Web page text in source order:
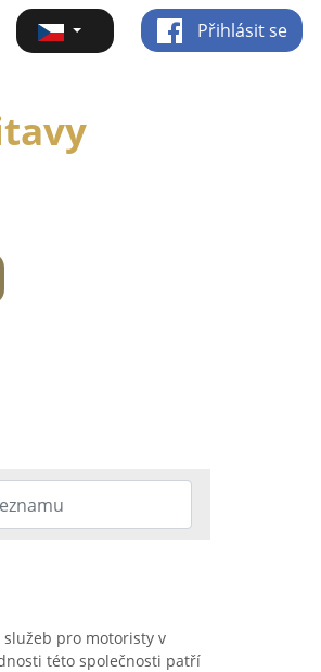
Přihlásit se
služeb pro motoristy v
této společnosti patří